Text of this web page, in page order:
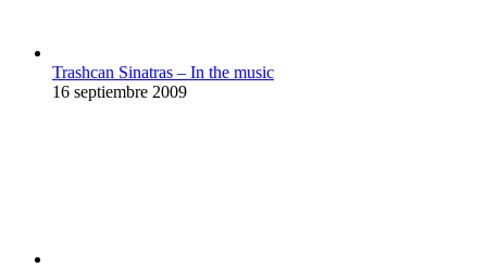
Trashcan Sinatras – In the music
16 septiembre 2009